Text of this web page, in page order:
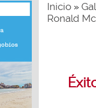
Inicio»
Ronald